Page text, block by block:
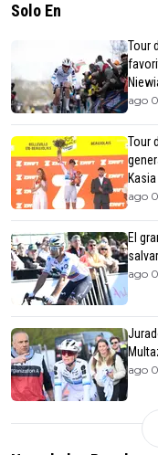
Solo En
Tour
ago
Tour
ago
El
ago
ago